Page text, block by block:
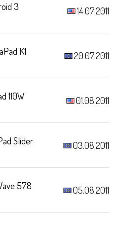
3 14.07.2011
K1 20.07.2011
110W 01.08.2011
Slider 03.08.2011
578 05.08.2011